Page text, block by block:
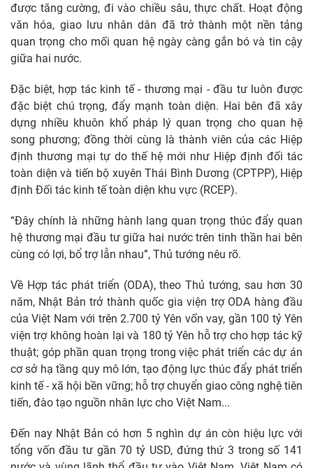
được tăng cường, đi vào chiều sâu, thực chất. Hoạt động
văn hóa, giao lưu nhân dân đã trở thành một nền tảng
quan trọng cho mối quan hệ ngày càng gắn bó và tin cậy
giữa hai nước.
Đặc biệt, hợp tác kinh tế - thương mại - đầu tư luôn được
đặc biệt chú trọng, đẩy mạnh toàn diện. Hai bên đã xây
dựng nhiều khuôn khổ pháp lý quan trọng cho quan hệ
song phương; đồng thời cùng là thành viên của các Hiệp
định thương mại tự do thế hệ mới như Hiệp định đối tác
toàn diện và tiến bộ xuyên Thái Bình Dương (CPTPP), Hiệp
định Đối tác kinh tế toàn diện khu vực (RCEP).
“Đây chính là những hành lang quan trọng thúc đẩy quan
hệ thương mại đầu tư giữa hai nước trên tinh thần hai bên
cùng có lợi, bổ trợ lẫn nhau”, Thủ tướng nêu rõ.
Về Hợp tác phát triển (ODA), theo Thủ tướng, sau hơn 30
năm, Nhật Bản trở thành quốc gia viện trợ ODA hàng đầu
của Việt Nam với trên 2.700 tỷ Yên vốn vay, gần 100 tỷ Yên
viện trợ không hoàn lại và 180 tỷ Yên hỗ trợ cho hợp tác kỹ
thuật; góp phần quan trọng trong việc phát triển các dự án
cơ sở hạ tầng quy mô lớn, tạo động lực thúc đẩy phát triển
kinh tế - xã hội bền vững; hỗ trợ chuyển giao công nghệ tiên
tiến, đào tạo nguồn nhân lực cho Việt Nam...
Đến nay Nhật Bản có hơn 5 nghìn dự án còn hiệu lực với
tổng vốn đầu tư gần 70 tỷ USD, đứng thứ 3 trong số 141